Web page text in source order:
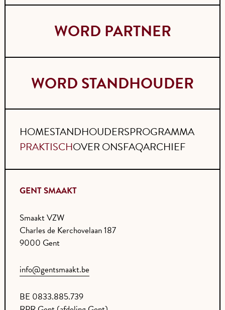
WORD PARTNER
WORD STANDHOUDER
HOMESTANDHOUDERSPROGRAMMA
PRAKTISCHOVER ONSFAQARCHIEF
GENT SMAAKT
Smaakt VZW
Charles de Kerchovelaan 187
9000 Gent
info@gentsmaakt.be
BE 0833.885.739